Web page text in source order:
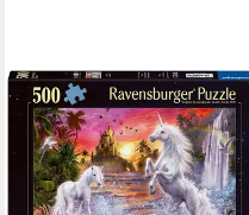
RAVENSBURGER
Puzzle Glow in the Dark,
Einhörner am Fluss, 500
Puzzleteile, Made in Germany
ab 15,02 € UVP18,99 €